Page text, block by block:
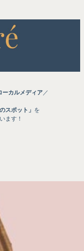
ーカルメディア ／
スポット」 を
ます！